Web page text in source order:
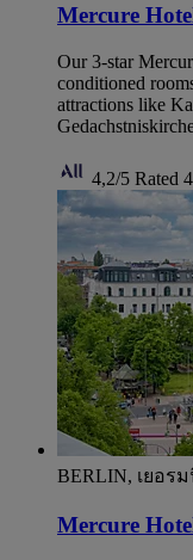
Mercure
Our 3-star
conditioned
attractions like
4,2/5 Rated
BERLIN, เยอร
Mercure